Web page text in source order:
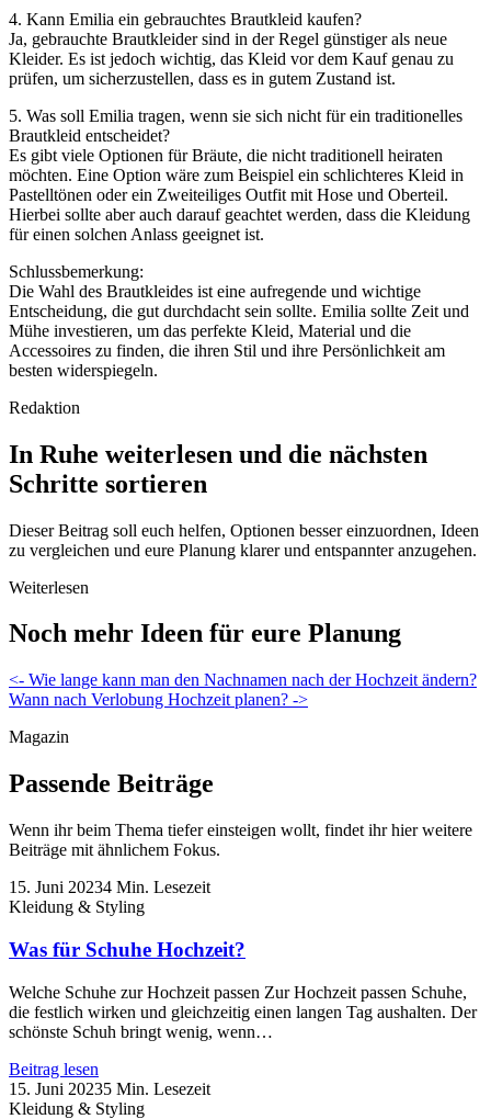
4. Kann Emilia ein gebrauchtes Brautkleid kaufen?
Ja, gebrauchte Brautkleider sind in der Regel günstiger als neue
Kleider. Es ist jedoch wichtig, das Kleid vor dem Kauf genau zu
prüfen, um sicherzustellen, dass es in gutem Zustand ist.
5. Was soll Emilia tragen, wenn sie sich nicht für ein traditionelles
Brautkleid entscheidet?
Es gibt viele Optionen für Bräute, die nicht traditionell heiraten
möchten. Eine Option wäre zum Beispiel ein schlichteres Kleid in
Pastelltönen oder ein Zweiteiliges Outfit mit Hose und Oberteil.
Hierbei sollte aber auch darauf geachtet werden, dass die Kleidung
für einen solchen Anlass geeignet ist.
Schlussbemerkung:
Die Wahl des Brautkleides ist eine aufregende und wichtige
Entscheidung, die gut durchdacht sein sollte. Emilia sollte Zeit und
Mühe investieren, um das perfekte Kleid, Material und die
Accessoires zu finden, die ihren Stil und ihre Persönlichkeit am
besten widerspiegeln.
Redaktion
In Ruhe weiterlesen und die nächsten
Schritte sortieren
Dieser Beitrag soll euch helfen, Optionen besser einzuordnen, Ideen
zu vergleichen und eure Planung klarer und entspannter anzugehen.
Weiterlesen
Noch mehr Ideen für eure Planung
Beitragsnavigation
<- Wie lange kann man den Nachnamen nach der Hochzeit ändern?
Wann nach Verlobung Hochzeit planen? ->
Magazin
Passende Beiträge
Wenn ihr beim Thema tiefer einsteigen wollt, findet ihr hier weitere
Beiträge mit ähnlichem Fokus.
15. Juni 20234 Min. Lesezeit
Kleidung & Styling
Was für Schuhe Hochzeit?
Welche Schuhe zur Hochzeit passen Zur Hochzeit passen Schuhe,
die festlich wirken und gleichzeitig einen langen Tag aushalten. Der
schönste Schuh bringt wenig, wenn…
Beitrag lesen
15. Juni 20235 Min. Lesezeit
Kleidung & Styling